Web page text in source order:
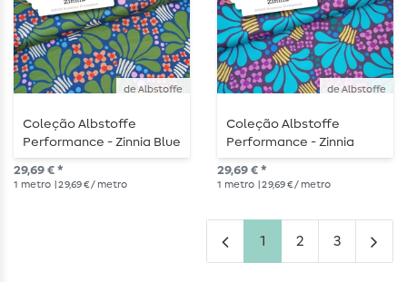
de Albstoffe
Coleção Albstoffe
Performance - Zinnia Blue
Green
29,69 € *
1 metro | 29,69 € / metro
de Albstoffe
Coleção Albstoffe
Performance - Zinnia
Turquesa Mauve
29,69 € *
1 metro | 29,69 € / metro
1 2 3